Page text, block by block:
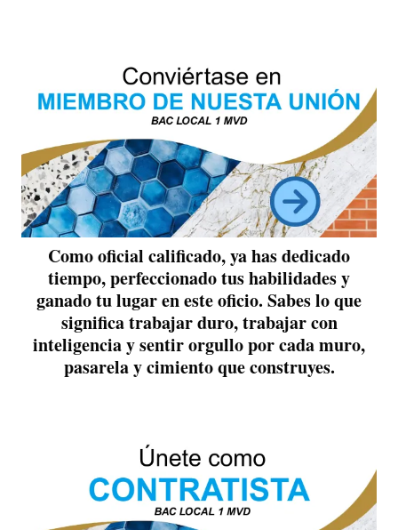
Como oficial calificado, ya has dedicado
tiempo, perfeccionado tus habilidades y
ganado tu lugar en este oficio. Sabes lo que
significa trabajar duro, trabajar con
inteligencia y sentir orgullo por cada muro,
pasarela y cimiento que construyes.